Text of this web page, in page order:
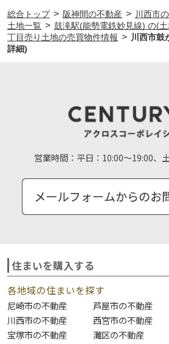
総合トップ > 阪神間の不動産 > 川西市
土地一覧 > 鼓滝駅(能勢電鉄妙見線) の(
丁目売り土地の売買物件情報 > 川西市鼓
詳細)
営業時間： 平日：10:00～19:00、
住まいを購入する
各地域の住まいを探す
尼崎市の不動産 芦屋市の不動産
川西市の不動産
西宮市の不動産
宝塚市の不動産
灘区の不動産